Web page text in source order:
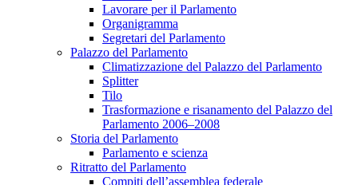
Lavorare per il Parlamento
Organigramma
Segretari del Parlamento
Palazzo del Parlamento
Climatizzazione del Palazzo del Parlamento
Splitter
Tilo
Trasformazione e risanamento del Palazzo del
Parlamento 2006–2008
Storia del Parlamento
Parlamento e scienza
Ritratto del Parlamento
Compiti dell’assemblea federale